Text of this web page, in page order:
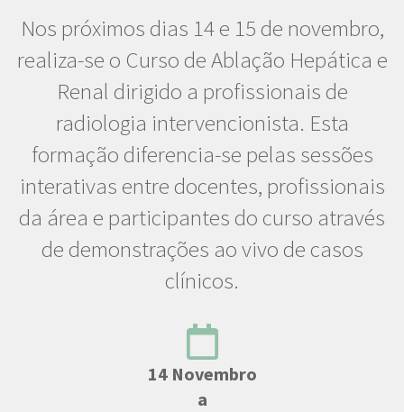
Nos próximos dias 14 e 15 de novembro,
realiza-se o Curso de Ablação Hepática e
Renal dirigido a profissionais de
radiologia intervencionista. Esta
formação diferencia-se pelas sessões
interativas entre docentes, profissionais
da área e participantes do curso através
de demonstrações ao vivo de casos
clínicos.
14 Novembro
a